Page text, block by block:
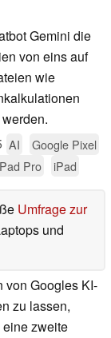
Gemini die
von eins auf
wie
AI
Google Pixel
Pro iPad
Umfrage zur
und
von Googles KI-
zu lassen,
zweite